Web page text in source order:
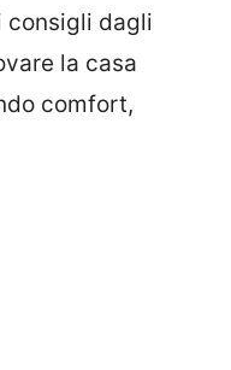
consigli dagli
la casa
comfort,